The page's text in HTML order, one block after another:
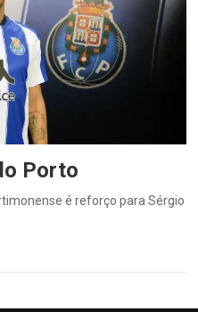
Porto
é reforço para Sérgio